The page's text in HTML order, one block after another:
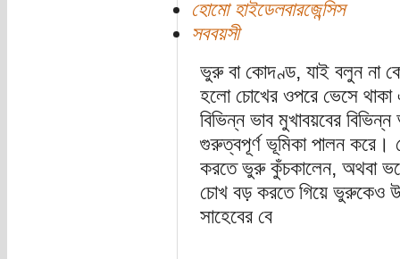
হোমো হাইডেলবারজেন্সিস
সববয়সী
ভুরু বা কোদণ্ড, যাই বলুন না
হলো চোখের ওপরে ভেসে থাকা
বিভিন্ন ভাব মুখাবয়বের
গুরুত্বপূর্ণ ভূমিকা পালন করে।
করতে ভুরু কুঁচকালেন, অথবা
চোখ বড় করতে গিয়ে ভুরুকেও
সাহেবের বে